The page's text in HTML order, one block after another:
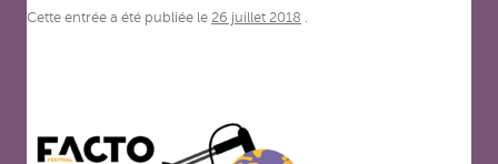
Cette entrée a été publiée le 26 juillet 2018 .